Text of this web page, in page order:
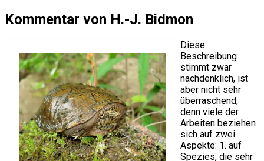
Kommentar von H.-J. Bidmon
Diese
Beschreibung
stimmt zwar
nachdenklich, ist
aber nicht sehr
überraschend,
denn viele der
Arbeiten beziehen
sich auf zwei
Aspekte: 1. auf
Spezies, die sehr